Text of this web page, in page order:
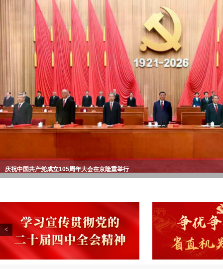
省委召开上半年工作会议
石泰峰在机关党建工作经验交流座谈会上强调 深
学习贯彻习近平党建思想 不断开创机关党建工作
局面
习近平对侨务工作作出重要指示
省委常委会召开会议
中共福建省委常委会决定省委十一届十次全会8月
闽港高层会晤暨闽港合作会议第五次会议举行
<